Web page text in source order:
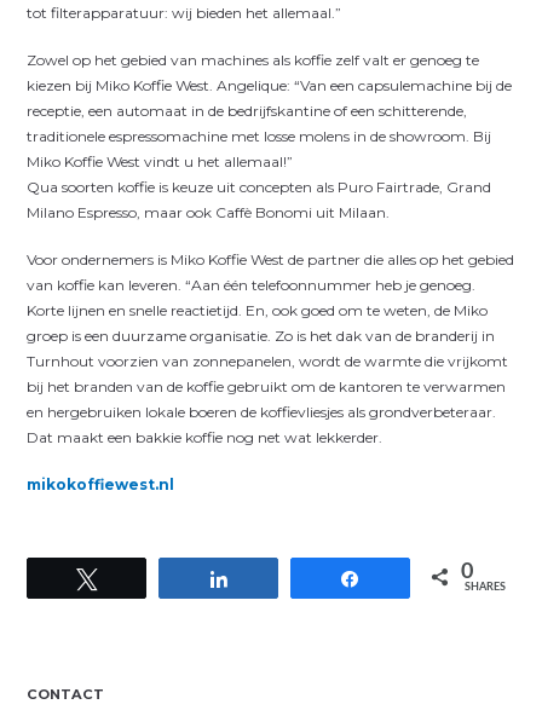
tot filterapparatuur: wij bieden het allemaal.”
Zowel op het gebied van machines als koffie zelf valt er genoeg te
kiezen bij Miko Koffie West. Angelique: “Van een capsule­machine bij de
receptie, een automaat in de bedrijfskantine of een schitterende,
traditionele espressomachine met losse molens in de showroom. Bij
Miko Koffie West vindt u het allemaal!”
Qua soorten koffie is keuze uit concepten als Puro Fairtrade, Grand
Milano Espresso, maar ook Caffè Bonomi uit Milaan.
Voor ondernemers is Miko Koffie West de partner die alles op het gebied
van koffie kan leveren. “Aan één telefoonnummer heb je genoeg.
Korte lijnen en snelle reactietijd. En, ook goed om te weten, de Miko
groep is een duurzame organisatie. Zo is het dak van de branderij in
Turnhout voorzien van zonnepanelen, wordt de warmte die vrijkomt
bij het branden van de koffie gebruikt om de kantoren te verwarmen
en hergebruiken lokale boeren de koffievliesjes als grondverbeteraar.
Dat maakt een bakkie koffie nog net wat lekkerder.
mikokoffiewest.nl
0
SHARES
CONTACT